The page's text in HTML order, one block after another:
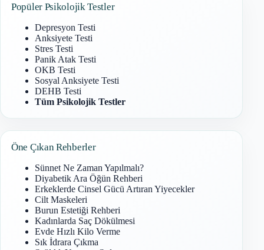
Popüler Psikolojik Testler
Depresyon Testi
Anksiyete Testi
Stres Testi
Panik Atak Testi
OKB Testi
Sosyal Anksiyete Testi
DEHB Testi
Tüm Psikolojik Testler
Öne Çıkan Rehberler
Sünnet Ne Zaman Yapılmalı?
Diyabetik Ara Öğün Rehberi
Erkeklerde Cinsel Gücü Artıran Yiyecekler
Cilt Maskeleri
Burun Estetiği Rehberi
Kadınlarda Saç Dökülmesi
Evde Hızlı Kilo Verme
Sık İdrara Çıkma